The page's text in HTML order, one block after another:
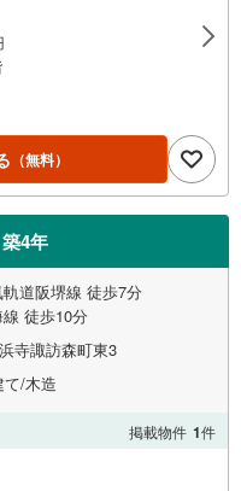
（無料）
4年
道阪堺線 徒歩7分
徒歩10分
寺諏訪森町東3
/木造
掲載物件 1件